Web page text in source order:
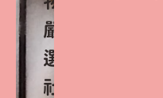
嚴
選
社